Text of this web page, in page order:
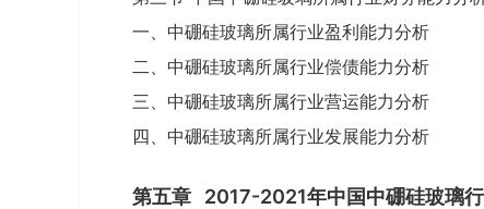
一、中硼硅玻璃所属行业盈利能力分析
二、中硼硅玻璃所属行业偿债能力分析
三、中硼硅玻璃所属行业营运能力分析
四、中硼硅玻璃所属行业发展能力分析
第五章 2017-2021年中国中硼硅玻璃